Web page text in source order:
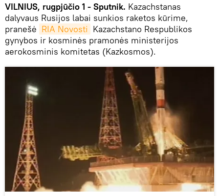
VILNIUS, rugpjūčio 1 - Sputnik. Kazachstanas
dalyvaus Rusijos labai sunkios raketos kūrime,
pranešė RIA Novosti Kazachstano Respublikos
gynybos ir kosminės pramonės ministerijos
aerokosminis komitetas (Kazkosmos).